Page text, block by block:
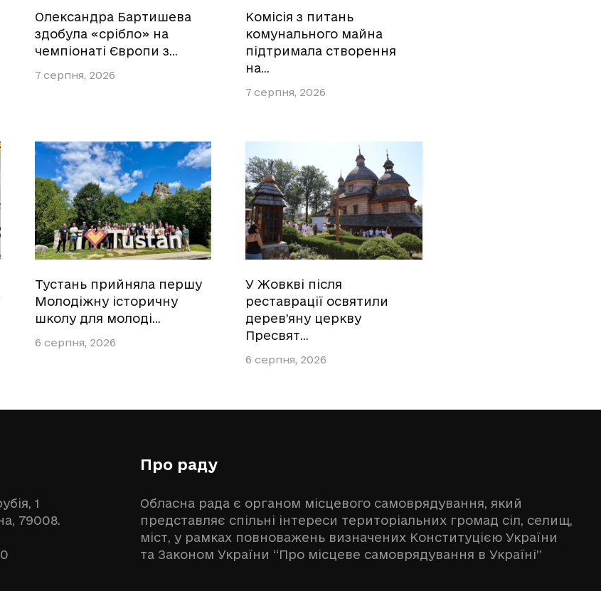
Олександра Бартишева
здобула «срібло» на
чемпіонаті Європи з…
7 серпня, 2026
Комісія з питань
комунального майна
підтримала створення
на…
7 серпня, 2026
Тустань прийняла першу
Молодіжну історичну
школу для молоді…
6 серпня, 2026
У Жовкві після
реставрації освятили
дерев’яну церкву
Пресвят…
6 серпня, 2026
1
79008.
Про раду
Обласна рада є органом місцевого самоврядування, який
представляє спільні інтереси територіальних громад сіл, селищ,
міст, у рамках повноважень визначених Конституцією України
та Законом України “Про місцеве самоврядування в Україні”